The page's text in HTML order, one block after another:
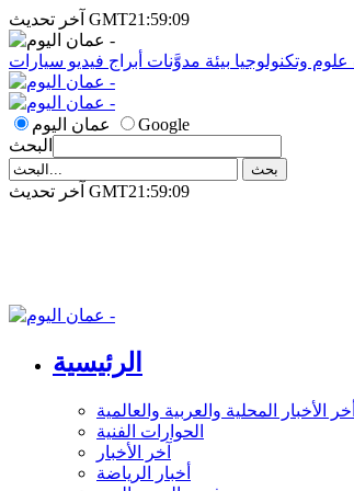
آخر تحديث GMT21:59:09
علوم وتكنولوجيا بيئة مدوَّنات أبراج فيديو سيارات
عمان اليوم
Google
البحث
آخر تحديث GMT21:59:09
الرئيسية
أخر الأخبار المحلية والعربية والعالمية
الحوارات الفنية
آخر الأخبار
أخبار الرياضة